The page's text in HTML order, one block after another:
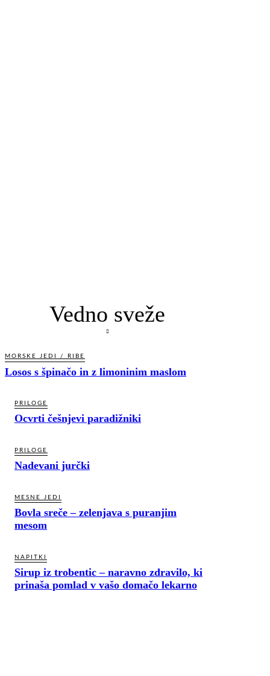
Vedno sveže
MORSKE JEDI / RIBE
Losos s špinačo in z limoninim maslom
PRILOGE
Ocvrti češnjevi paradižniki
PRILOGE
Nadevani jurčki
MESNE JEDI
Bovla sreče – zelenjava s puranjim
mesom
NAPITKI
Sirup iz trobentic – naravno zdravilo, ki
prinaša pomlad v vašo domačo lekarno